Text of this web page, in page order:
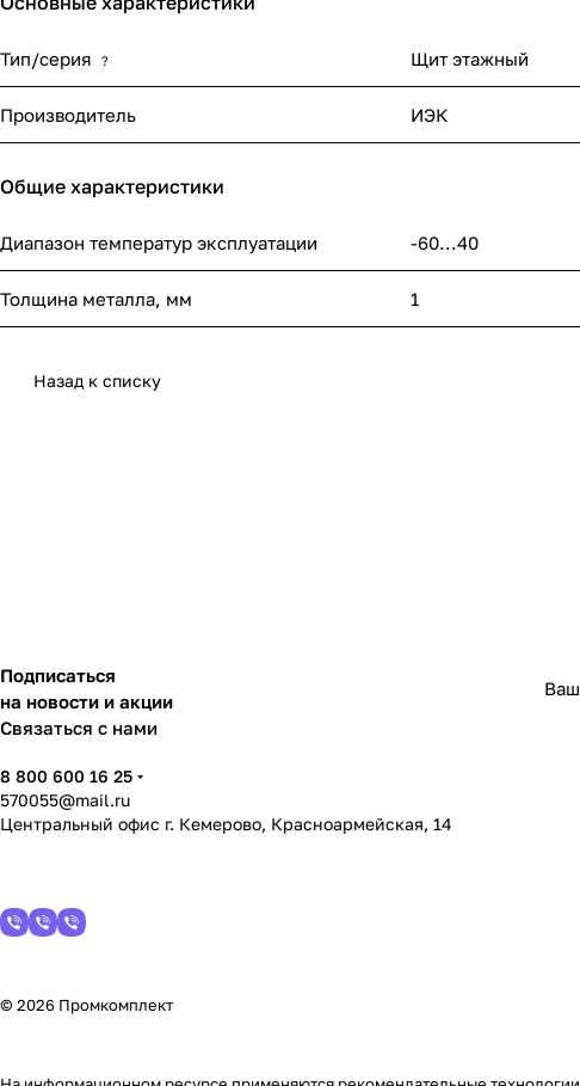
Тип/серия ? Щит этажный
Производитель ИЭК
Общие характеристики
Диапазон температур эксплуатации -60...40
Толщина металла, мм 1
Назад к списку
Подписаться
на новости и акции
Связаться с нами
8 800 600 16 25
570055@mail.ru
Центральный офис г. Кемерово, Красноармейская, 14
© 2026 Промкомплект